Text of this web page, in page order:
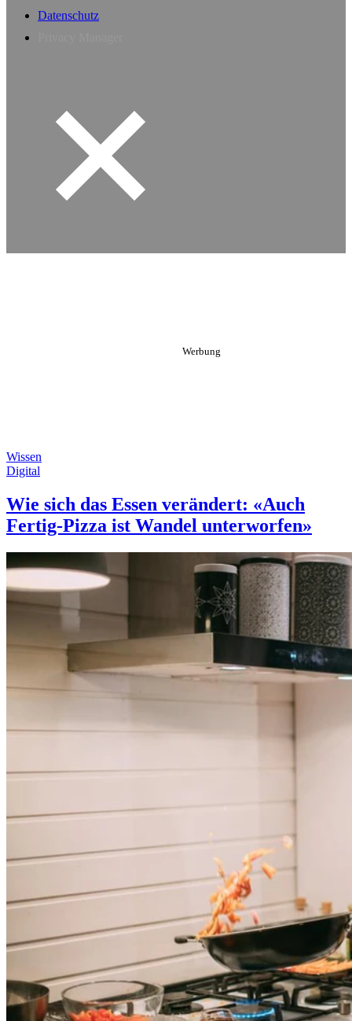
Datenschutz
Wissen
Digital
Wie sich das Essen verändert: «Auch
Fertig-Pizza ist Wandel unterworfen»